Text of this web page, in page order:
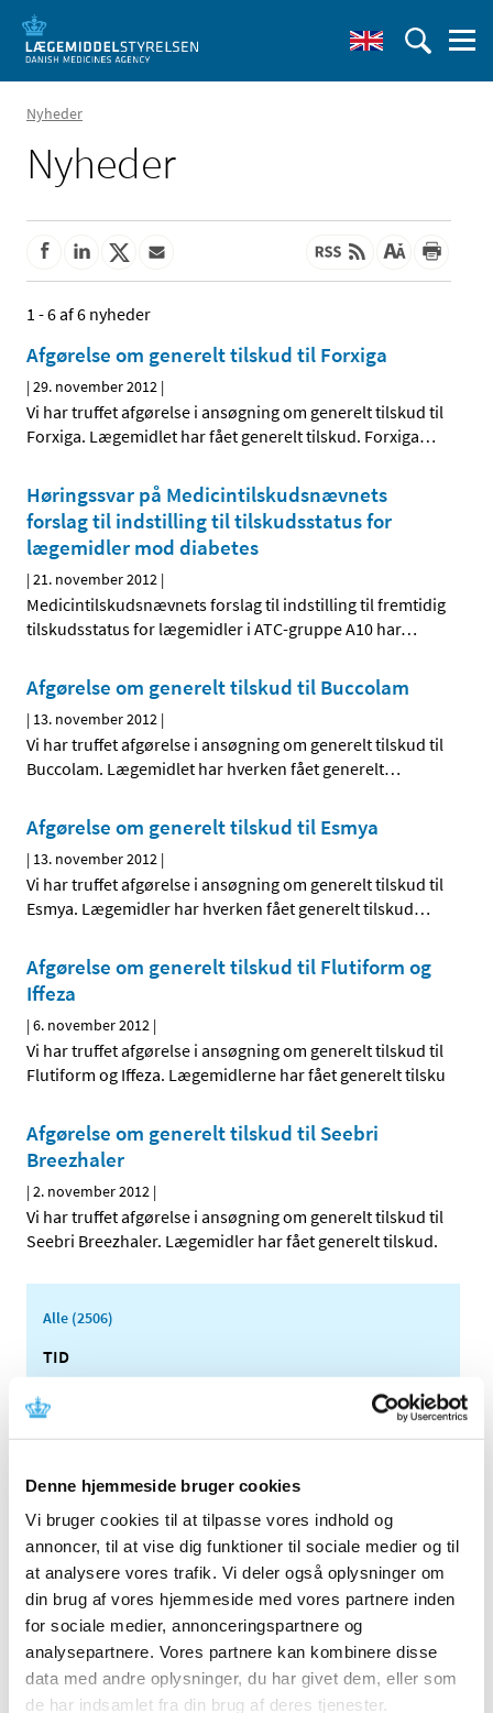
Denne hjemmeside bruger cookies
Vi bruger cookies til at tilpasse vores indhold og
annoncer, til at vise dig funktioner til sociale medier og til
at analysere vores trafik. Vi deler også oplysninger om
din brug af vores hjemmeside med vores partnere inden
for sociale medier, annonceringspartnere og
analysepartnere. Vores partnere kan kombinere disse
data med andre oplysninger, du har givet dem, eller som
de har indsamlet fra din brug af deres tjenester.
Nyheder
Nyheder
1 - 6 af 6 nyheder
Afgørelse om generelt tilskud til Forxiga
|29. november 2012 |
Vi har truffet afgørelse i ansøgning om generelt tilskud til
Forxiga. Lægemidlet har fået generelt tilskud. Forxiga…
Høringssvar på Medicintilskudsnævnets
forslag til indstilling til tilskudsstatus for
lægemidler mod diabetes
|21. november 2012 |
Medicintilskudsnævnets forslag til indstilling til fremtidig
tilskudsstatus for lægemidler i ATC-gruppe A10 har…
Afgørelse om generelt tilskud til Buccolam
| 13. november 2012 |
Vi har truffet afgørelse i ansøgning om generelt tilskud til
Buccolam. Lægemidlet har hverken fået generelt…
Afgørelse om generelt tilskud til Esmya
| 13. november 2012 |
Vi har truffet afgørelse i ansøgning om generelt tilskud til
Esmya. Lægemidler har hverken fået generelt tilskud…
Afgørelse om generelt tilskud til Flutiform og
Iffeza
|6. november 2012 |
Vi har truffet afgørelse i ansøgning om generelt tilskud til
Flutiform og Iffeza. Lægemidlerne har fået generelt tilsku
Afgørelse om generelt tilskud til Seebri
Breezhaler
|2. november 2012 |
Vi har truffet afgørelse i ansøgning om generelt tilskud til
Seebri Breezhaler. Lægemidler har fået generelt tilskud.
Alle (2506)
TID
2025 (158)
2023 (195)
2022 (197)
2021 (516)
2020 (263)
2019 (159)
2018 (150)
2017 (167)
2016 (167)